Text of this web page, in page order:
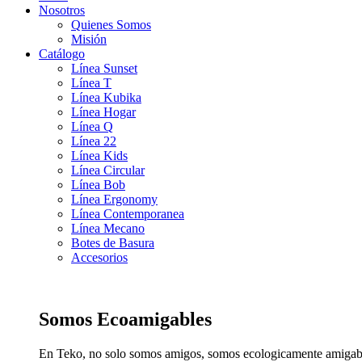
Nosotros
Quienes Somos
Misión
Catálogo
Línea Sunset
Línea T
Línea Kubika
Línea Hogar
Línea Q
Línea 22
Línea Kids
Línea Circular
Línea Bob
Línea Ergonomy
Línea Contemporanea
Línea Mecano
Botes de Basura
Accesorios
Somos Ecoamigables
En Teko, no solo somos amigos, somos ecologicamente